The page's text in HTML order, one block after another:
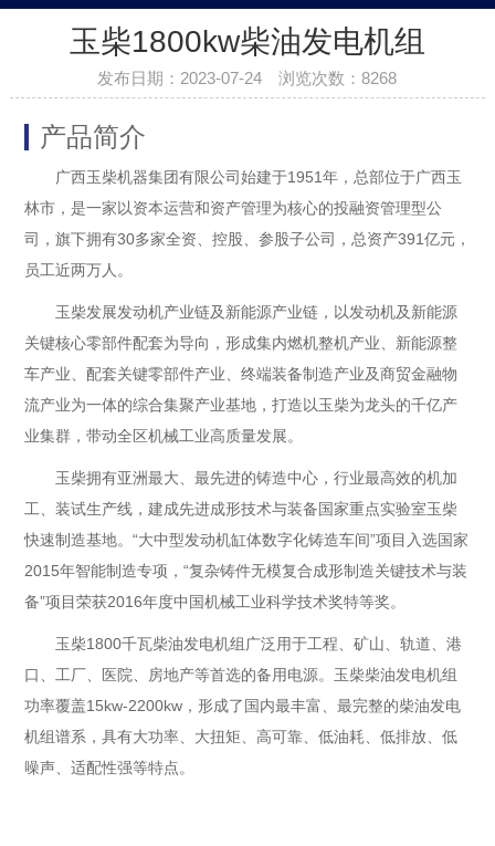
玉柴1800kw柴油发电机组
发布日期：2023-07-24 浏览次数：8268
产品简介
广西玉柴机器集团有限公司始建于1951年，总部位于广西玉
林市，是一家以资本运营和资产管理为核心的投融资管理型公
司，旗下拥有30多家全资、控股、参股子公司，总资产391亿元，
员工近两万人。
玉柴发展发动机产业链及新能源产业链，以发动机及新能源
关键核心零部件配套为导向，形成集内燃机整机产业、新能源整
车产业、配套关键零部件产业、终端装备制造产业及商贸金融物
流产业为一体的综合集聚产业基地，打造以玉柴为龙头的千亿产
业集群，带动全区机械工业高质量发展。
玉柴拥有亚洲最大、最先进的铸造中心，行业最高效的机加
工、装试生产线，建成先进成形技术与装备国家重点实验室玉柴
快速制造基地。“大中型发动机缸体数字化铸造车间”项目入选国家
2015年智能制造专项，“复杂铸件无模复合成形制造关键技术与装
备”项目荣获2016年度中国机械工业科学技术奖特等奖。
玉柴1800千瓦柴油发电机组广泛用于工程、矿山、轨道、港
口、工厂、医院、房地产等首选的备用电源。玉柴柴油发电机组
功率覆盖15kw-2200kw，形成了国内最丰富、最完整的柴油发电
机组谱系，具有大功率、大扭矩、高可靠、低油耗、低排放、低
噪声、适配性强等特点。